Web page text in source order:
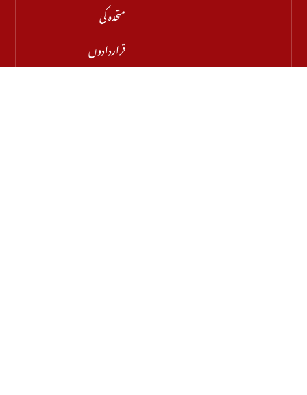
متحدہ کی
قراردادوں